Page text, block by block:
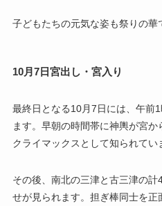
子どもたちの元気な姿も祭りの華
10月7日宮出し・宮入り
最終日となる10月7日には、午前
ます。早朝の時間帯に神輿が宮
クライマックスとして知られてい
その後、南北の三津と古三津の
せが見られます。担ぎ棒同士を